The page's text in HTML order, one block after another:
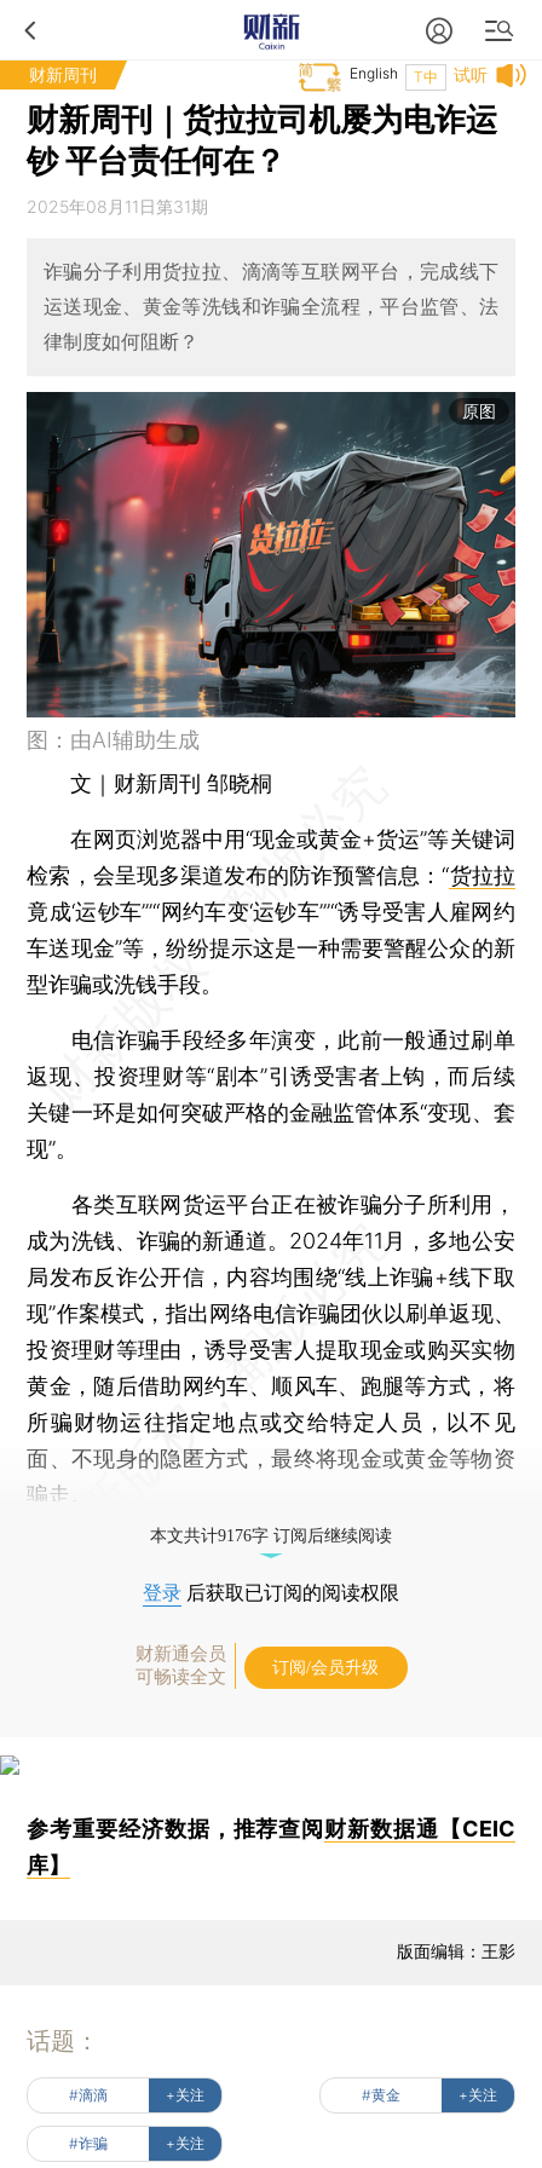
财新周刊 试听
T中
English
财新周刊｜货拉拉司机屡为电诈运
钞 平台责任何在？
2025年08月11日第31期
诈骗分子利用货拉拉、滴滴等互联网平台，完成线下
运送现金、黄金等洗钱和诈骗全流程，平台监管、法
律制度如何阻断？
原图
图：由AI辅助生成
文｜财新周刊 邹晓桐
在网页浏览器中用“现金或黄金+货运”等关键词
检索，会呈现多渠道发布的防诈预警信息：“货拉拉
竟成‘运钞车’”“网约车变‘运钞车’”“诱导受害人雇网约
车送现金”等，纷纷提示这是一种需要警醒公众的新
型诈骗或洗钱手段。
电信诈骗手段经多年演变，此前一般通过刷单
返现、投资理财等“剧本”引诱受害者上钩，而后续
关键一环是如何突破严格的金融监管体系“变现、套
现”。
各类互联网货运平台正在被诈骗分子所利用，
成为洗钱、诈骗的新通道。2024年11月，多地公安
局发布反诈公开信，内容均围绕“线上诈骗+线下取
现”作案模式，指出网络电信诈骗团伙以刷单返现、
投资理财等理由，诱导受害人提取现金或购买实物
黄金，随后借助网约车、顺风车、跑腿等方式，将
所骗财物运往指定地点或交给特定人员，以不见
面、不现身的隐匿方式，最终将现金或黄金等物资
骗走。
本文共计9176字 订阅后继续阅读
登录 后获取已订阅的阅读权限
财新通会员
可畅读全文
订阅/会员升级
参考重要经济数据，推荐查阅财新数据通【CEIC
库】
版面编辑：王影
话题：
#滴滴 +关注 #黄金 +关注
#诈骗 +关注